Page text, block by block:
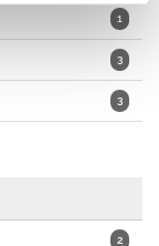
1
3
3
2